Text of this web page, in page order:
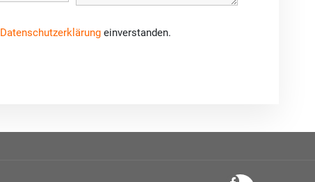
Datenschutzerklärungeinverstanden.